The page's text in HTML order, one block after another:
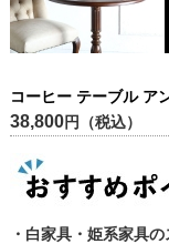
コーヒー テーブル ア
38,800円（税込）
・白家具・姫系家具